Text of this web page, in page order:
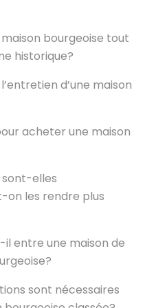
bourgeoise tout
historique?
d’une maison
acheter une maison
sont-elles
on les rendre plus
entre une maison de
sont nécessaires